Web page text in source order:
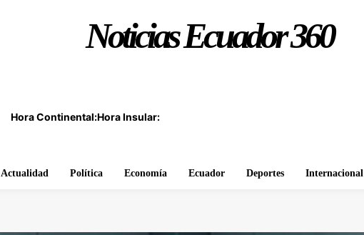
Noticias Ecuador 360
Hora Continental:Hora Insular:
Actualidad Política Economía Ecuador Deportes Internacional